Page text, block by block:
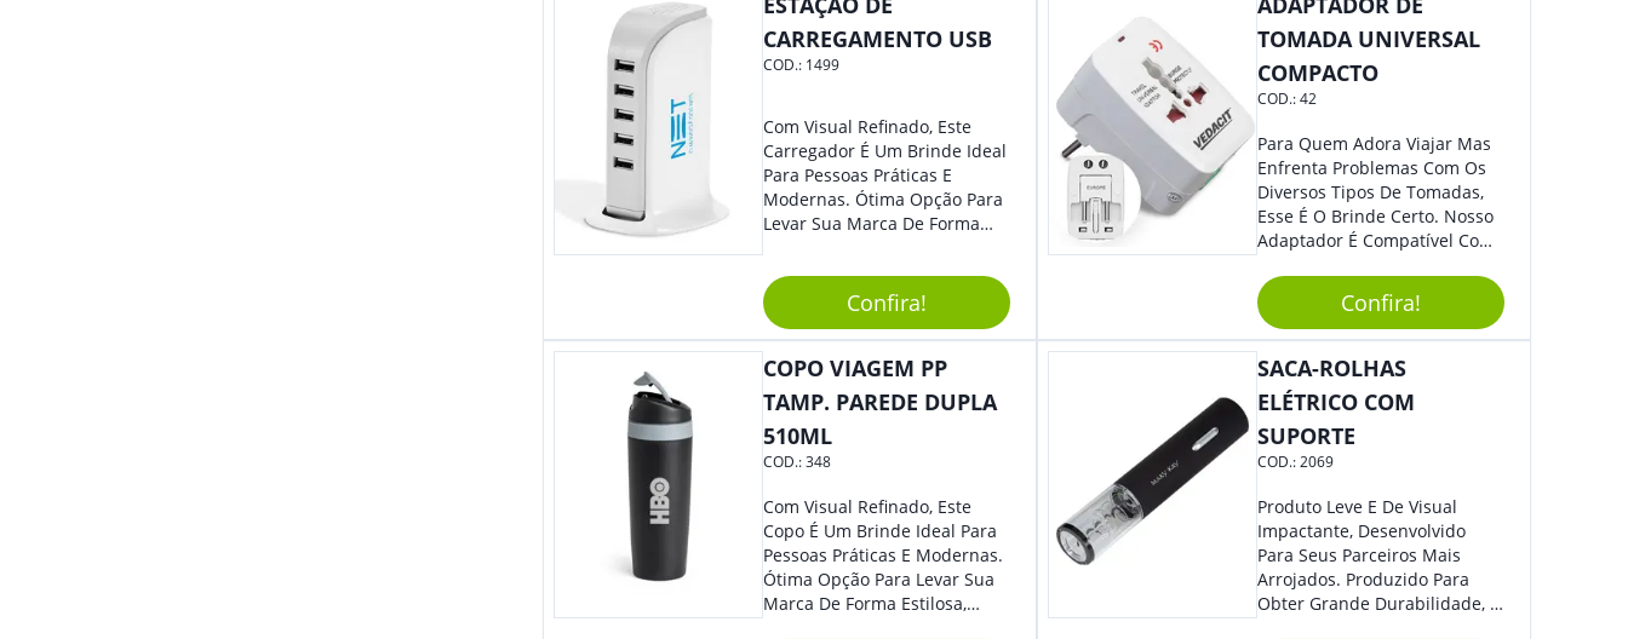
Eles Irão Adorar.
CARREGAMENTO USB
COD.: 1499
Com Visual Refinado, Este
Carregador É Um Brinde Ideal
Para Pessoas Práticas E
Modernas. Ótima Opção Para
Levar Sua Marca De Forma
Sua Empresa Em Eventos,
Reuniões Corporativas Ou Até
Mesmo Para Presentear
Colaboradores E Parceiros De
Sua Empresa.
Confira!
TOMADA UNIVERSAL
COMPACTO
COD.:42
Para Quem Adora Viajar Mas
Enfrenta Problemas Com Os
Diversos Tipos De Tomadas,
Esse É O Brinde Certo. Nosso
Adaptador É Compatível Com
Diferentes Países E Com
Todas As Tensões. Em
Tamanho Compacto, É
Perfeito Para Carregar Na
Bolsa Ou Na Mochila. É A
Praticidade Que Todos
Precisam Em Apenas Um
Item! Demais, Não É?!
E Ofereça A Seus Clientes E
Colaboradores. Útil E
Funcional, Com Certeza Todo
Mundo Irá Amar.
Confira!
COPO VIAGEM PP
TAMP. PAREDE DUPLA
510ML
COD.:348
Com Visual Refinado, Este
Copo É Um Brinde Ideal Para
Pessoas Práticas E Modernas.
Ótima Opção Para Levar Sua
Marca De Forma Estilosa,
SACA-ROLHAS
ELÉTRICO COM
SUPORTE
COD.:2069
Produto Leve E De Visual
Impactante, Desenvolvido
Para Seus Parceiros Mais
Arrojados. Produzido Para
Obter Grande Durabilidade, É